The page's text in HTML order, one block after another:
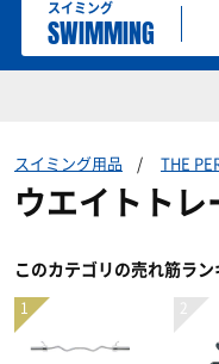
スイミング
SWIMMING
スイミング用品 THE
ウエイトトレ
このカテゴリの売れ筋ラン